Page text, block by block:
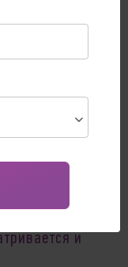
и